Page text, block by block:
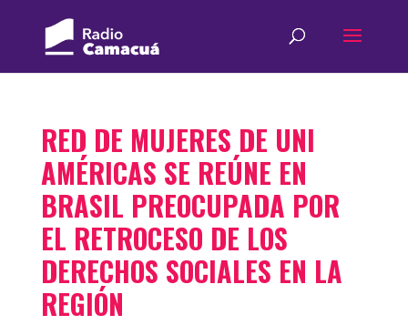
RED DE MUJERES DE UNI
AMÉRICAS SE REÚNE EN
BRASIL PREOCUPADA POR
EL RETROCESO DE LOS
DERECHOS SOCIALES EN LA
REGIÓN